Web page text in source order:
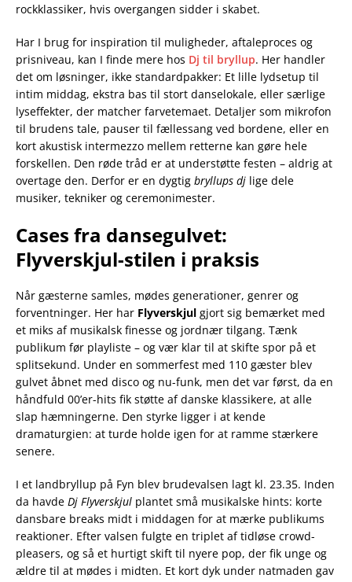
rockklassiker, hvis overgangen sidder i skabet.
Har I brug for inspiration til muligheder, aftaleproces og
prisniveau, kan I finde mere hos Dj til bryllup. Her handler
det om løsninger, ikke standardpakker: Et lille lydsetup til
intim middag, ekstra bas til stort danselokale, eller særlige
lyseffekter, der matcher farvetemaet. Detaljer som mikrofon
til brudens tale, pauser til fællessang ved bordene, eller en
kort akustisk intermezzo mellem retterne kan gøre hele
forskellen. Den røde tråd er at understøtte festen – aldrig at
overtage den. Derfor er en dygtig bryllups dj lige dele
musiker, tekniker og ceremonimester.
Cases fra dansegulvet:
Flyverskjul-stilen i praksis
Når gæsterne samles, mødes generationer, genrer og
forventninger. Her har Flyverskjul gjort sig bemærket med
et miks af musikalsk finesse og jordnær tilgang. Tænk
publikum før playliste – og vær klar til at skifte spor på et
splitsekund. Under en sommerfest med 110 gæster blev
gulvet åbnet med disco og nu-funk, men det var først, da en
håndfuld 00’er-hits fik støtte af danske klassikere, at alle
slap hæmningerne. Den styrke ligger i at kende
dramaturgien: at turde holde igen for at ramme stærkere
senere.
I et landbryllup på Fyn blev brudevalsen lagt kl. 23.35. Inden
da havde Dj Flyverskjul plantet små musikalske hints: korte
dansbare breaks midt i middagen for at mærke publikums
reaktioner. Efter valsen fulgte en triplet af tidløse crowd-
pleasers, og så et hurtigt skift til nyere pop, der fik unge og
ældre til at mødes i midten. Et kort dyk under natmaden gav